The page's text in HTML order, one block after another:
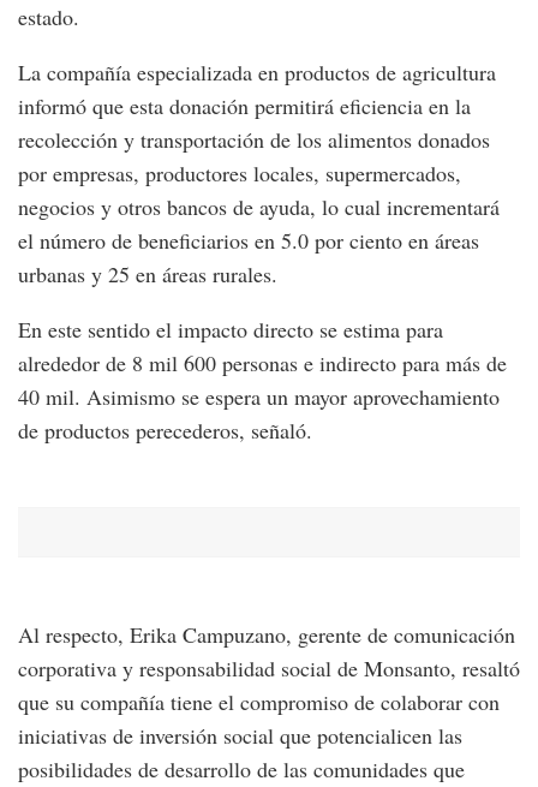
estado.
La compañía especializada en productos de agricultura
informó que esta donación permitirá eficiencia en la
recolección y transportación de los alimentos donados
por empresas, productores locales, supermercados,
negocios y otros bancos de ayuda, lo cual incrementará
el número de beneficiarios en 5.0 por ciento en áreas
urbanas y 25 en áreas rurales.
En este sentido el impacto directo se estima para
alrededor de 8 mil 600 personas e indirecto para más de
40 mil. Asimismo se espera un mayor aprovechamiento
de productos perecederos, señaló.
Al respecto, Erika Campuzano, gerente de comunicación
corporativa y responsabilidad social de Monsanto, resaltó
que su compañía tiene el compromiso de colaborar con
iniciativas de inversión social que potencialicen las
posibilidades de desarrollo de las comunidades que